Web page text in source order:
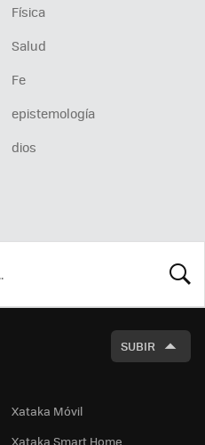
Física
Salud
Fe
epistemología
dios
SUBIR
Xataka Móvil
Xataka Smart Home